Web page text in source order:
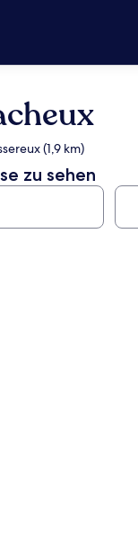
(1,9 km)
zu sehen